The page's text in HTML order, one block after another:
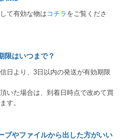
て有効な物は コチラ をご覧くださ
限はいつまで？
日より、3日以内の発送が有効期限
いた場合は、到着日時点で改めて買
す。
ブやファイルから出した方がいい